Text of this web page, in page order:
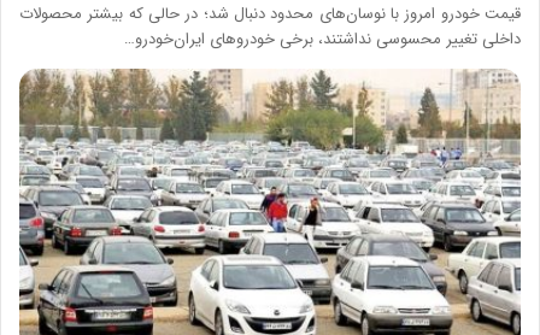
قیمت خودرو امروز با نوسان‌های محدود دنبال شد؛ در حالی که بیشتر محصولات
داخلی تغییر محسوسی نداشتند، برخی خودروهای ایران‌خودرو…